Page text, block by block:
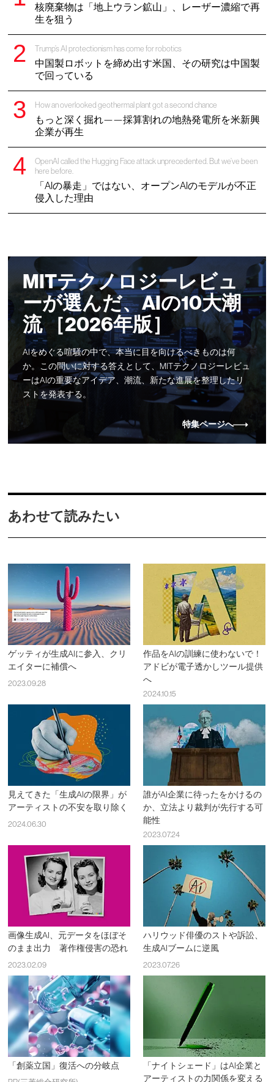
核廃棄物は「地上ウラン鉱山」、レーザー濃縮で再
生を狙う
Trump’s AI protectionism has come for robotics
中国製ロボットを締め出す米国、その研究は中国製
で回っている
How an overlooked geothermal plant got a second chance
もっと深く掘れ——採算割れの地熱発電所を米新興
企業が再生
OpenAI called the Hugging Face attack unprecedented. But we’ve been
here before.
「AIの暴走」ではない、オープンAIのモデルが不正
侵入した理由
MITテクノロジーレビュ
ーが選んだ、AIの10大潮
流 ［2026年版］
AIをめぐる喧騒の中で、本当に目を向けるべきものは何
か。この問いに対する答えとして、MITテクノロジーレビュ
ーはAIの重要なアイデア、潮流、新たな進展を整理したリ
ストを発表する。
特集ページへ
あわせて読みたい
ゲッティが生成AIに参入、クリ
エイターに補償へ
2023.09.28
作品をAIの訓練に使わないで！
アドビが電子透かしツール提供
へ
2024.10.15
見えてきた「生成AIの限界」が
アーティストの不安を取り除く
2024.06.30
誰がAI企業に待ったをかけるの
か、立法より裁判が先行する可
能性
2023.07.24
画像生成AI、元データをほぼそ
のまま出力 著作権侵害の恐れ
2023.02.09
ハリウッド俳優のストや訴訟、
生成AIブームに逆風
2023.07.26
「創薬立国」復活への分岐点
「ナイトシェード」はAI企業と
アーティストの力関係を変える